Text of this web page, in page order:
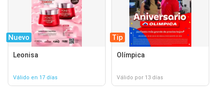
Nuevo
Leonisa
Válido en 17 días
Tip
Olímpica
Válido por 13 días